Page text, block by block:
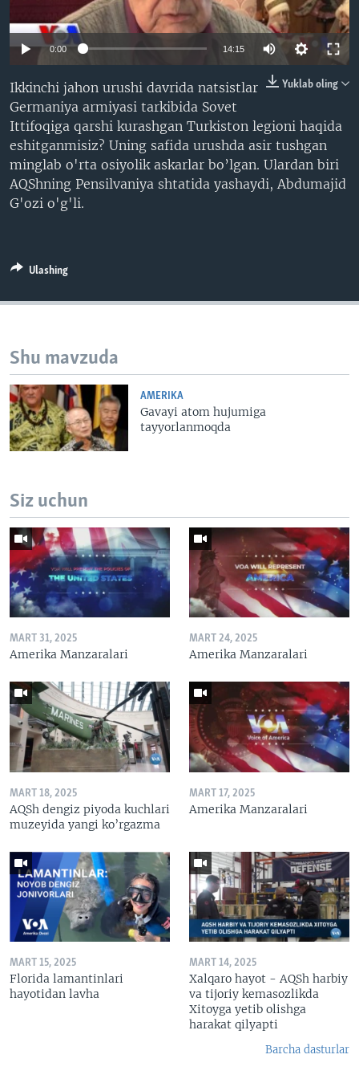
XABARLAR SURATLARDA
ODNOKLASSNIKI
TELEGRAM
SOUNDCLOUD
VOA
0:00 14:15
Yuklab oling
Ikkinchi jahon urushi davrida natsistlar
Germaniya armiyasi tarkibida Sovet
Ittifoqiga qarshi kurashgan Turkiston legioni haqida
eshitganmisiz? Uning safida urushda asir tushgan
minglab o'rta osiyolik askarlar bo’lgan. Ulardan biri
AQShning Pensilvaniya shtatida yashaydi, Abdumajid
G'ozi o'g'li.
Ulashing
Shu mavzuda
AMERIKA
Gavayi atom hujumiga
tayyorlanmoqda
Siz uchun
MART 31, 2025
Amerika Manzaralari
MART 24, 2025
Amerika Manzaralari
MART 18, 2025
AQSh dengiz piyoda kuchlari
muzeyida yangi ko’rgazma
MART 17, 2025
Amerika Manzaralari
MART 15, 2025
Florida lamantinlari
hayotidan lavha
MART 14, 2025
Xalqaro hayot - AQSh harbiy
va tijoriy kemasozlikda
Xitoyga yetib olishga
harakat qilyapti
Barcha dasturlar